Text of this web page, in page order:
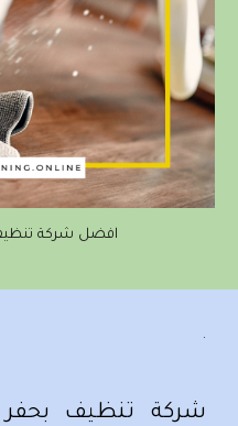
افضل شركة
.
شركة تنظيف بحفر